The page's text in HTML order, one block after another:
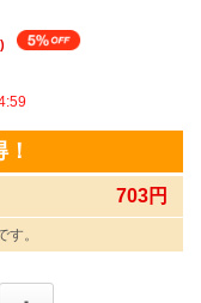
703円
。